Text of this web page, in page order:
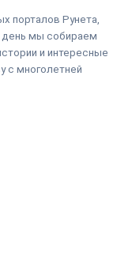
порталов Рунета,
день мы собираем
и интересные
с многолетней